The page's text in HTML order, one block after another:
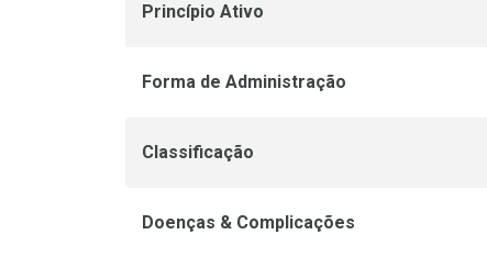
Princípio Ativo
Forma de Administração
Classificação
Doenças & Complicações